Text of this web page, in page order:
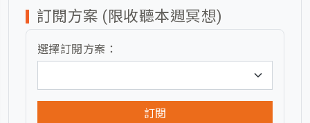
訂閱方案 (限收聽本週冥想)
選擇訂閱方案：
訂閱